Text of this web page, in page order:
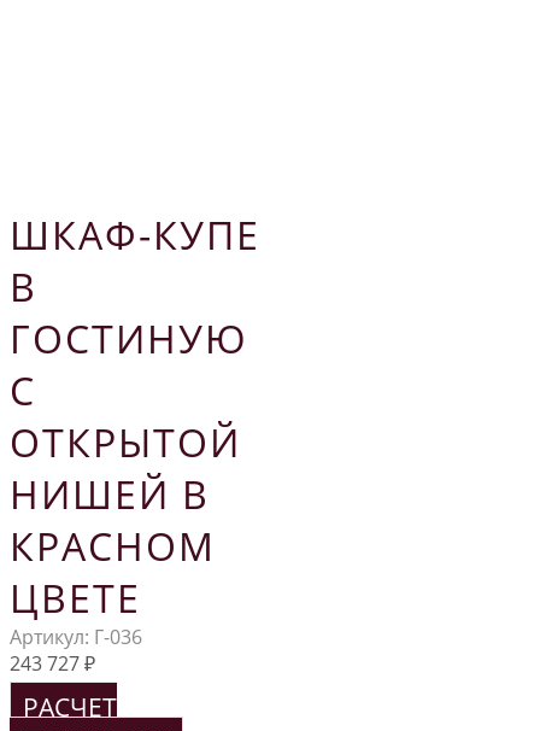
ШКАФ-КУПЕ
В
ГОСТИНУЮ
С
ОТКРЫТОЙ
НИШЕЙ В
КРАСНОМ
ЦВЕТЕ
Артикул: Г-036
243 727₽
РАСЧЕТ